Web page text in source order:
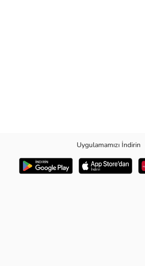
Uygulamamızı İndirin